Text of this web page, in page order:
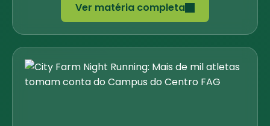
Ver matéria completa